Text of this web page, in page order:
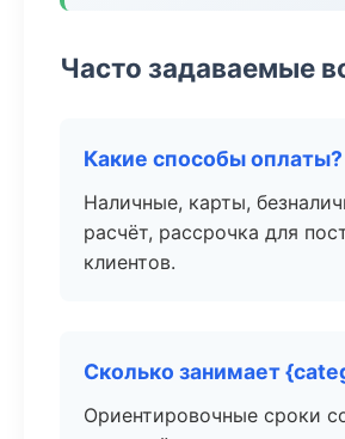
Часто задаваемые
Какие способы оплаты?
Наличные, карты,
расчёт, рассрочка для
клиентов.
Сколько занимает
Ориентировочные сроки